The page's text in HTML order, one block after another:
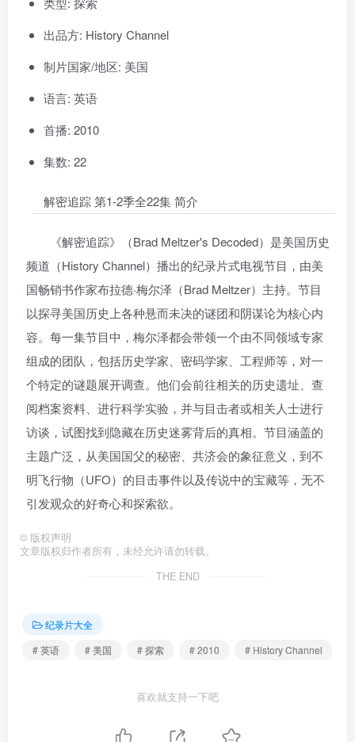
出品方: History Channel
制片国家/地区: 美国
语言: 英语
首播: 2010
集数: 22
解密追踪 第1-2季全22集 简介
《解密追踪》（Brad Meltzer's Decoded）是美国历史
频道（History Channel）播出的纪录片式电视节目，由美
国畅销书作家布拉德·梅尔泽（Brad Meltzer）主持。节目
以探寻美国历史上各种悬而未决的谜团和阴谋论为核心内
容。每一集节目中，梅尔泽都会带领一个由不同领域专家
组成的团队，包括历史学家、密码学家、工程师等，对一
个特定的谜题展开调查。他们会前往相关的历史遗址、查
阅档案资料、进行科学实验，并与目击者或相关人士进行
访谈，试图找到隐藏在历史迷雾背后的真相。节目涵盖的
主题广泛，从美国国父的秘密、共济会的象征意义，到不
明飞行物（UFO）的目击事件以及传说中的宝藏等，无不
引发观众的好奇心和探索欲。
© 版权声明
文章版权归作者所有，未经允许请勿转载。
THE END
纪录片大全
# 英语
# 美国 # 探索 # 2010 # History Channel
喜欢就支持一下吧